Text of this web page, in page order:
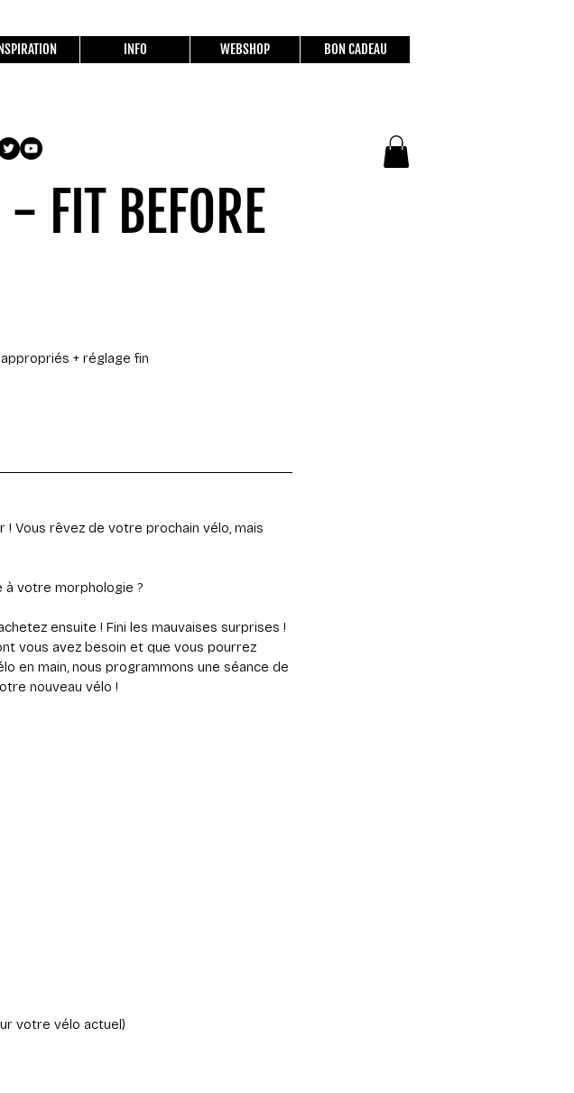
INFO WEBSHOP BON CADEAU
- FIT BEFORE
+ réglage fin
Vous rêvez de votre prochain vélo, mais
à votre morphologie ?
ensuite ! Fini les mauvaises surprises !
vous avez besoin et que vous pourrez
en main, nous programmons une séance de
nouveau vélo !
votre vélo actuel)